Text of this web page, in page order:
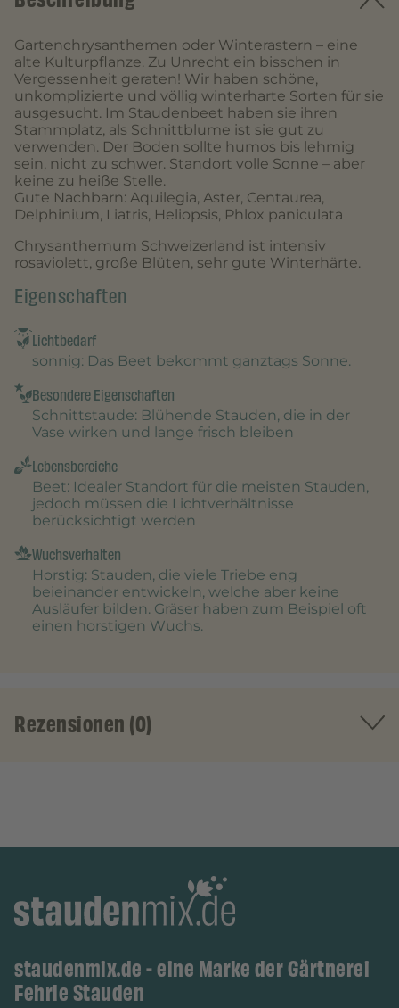
Gartenchrysanthemen oder Winterastern – eine
alte Kulturpflanze. Zu Unrecht ein bisschen in
Vergessenheit geraten! Wir haben schöne,
unkomplizierte und völlig winterharte Sorten für sie
ausgesucht. Im Staudenbeet haben sie ihren
Stammplatz, als Schnittblume ist sie gut zu
verwenden. Der Boden sollte humos bis lehmig
sein, nicht zu schwer. Standort volle Sonne – aber
keine zu heiße Stelle.
Gute Nachbarn: Aquilegia, Aster, Centaurea,
Delphinium, Liatris, Heliopsis, Phlox paniculata
Chrysanthemum Schweizerland ist intensiv
rosaviolett, große Blüten, sehr gute Winterhärte.
Eigenschaften
Lichtbedarf
sonnig: Das Beet bekommt ganztags Sonne.
Besondere Eigenschaften
Schnittstaude: Blühende Stauden, die in der
Vase wirken und lange frisch bleiben
Lebensbereiche
Beet: Idealer Standort für die meisten Stauden,
jedoch müssen die Lichtverhältnisse
berücksichtigt werden
Wuchsverhalten
Horstig: Stauden, die viele Triebe eng
beieinander entwickeln, welche aber keine
Ausläufer bilden. Gräser haben zum Beispiel oft
einen horstigen Wuchs.
Rezensionen (0)
staudenmix.de - eine Marke der Gärtnerei
Fehrle Stauden